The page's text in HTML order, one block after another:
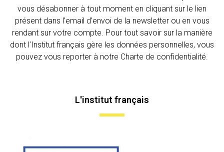
vous désabonner à tout moment en cliquant sur le lien
présent dans l’email d’envoi de la newsletter ou en vous
rendant sur votre compte. Pour tout savoir sur la manière
dont l’Institut français gère les données personnelles, vous
pouvez vous reporter à notre Charte de confidentialité.
L'institut français